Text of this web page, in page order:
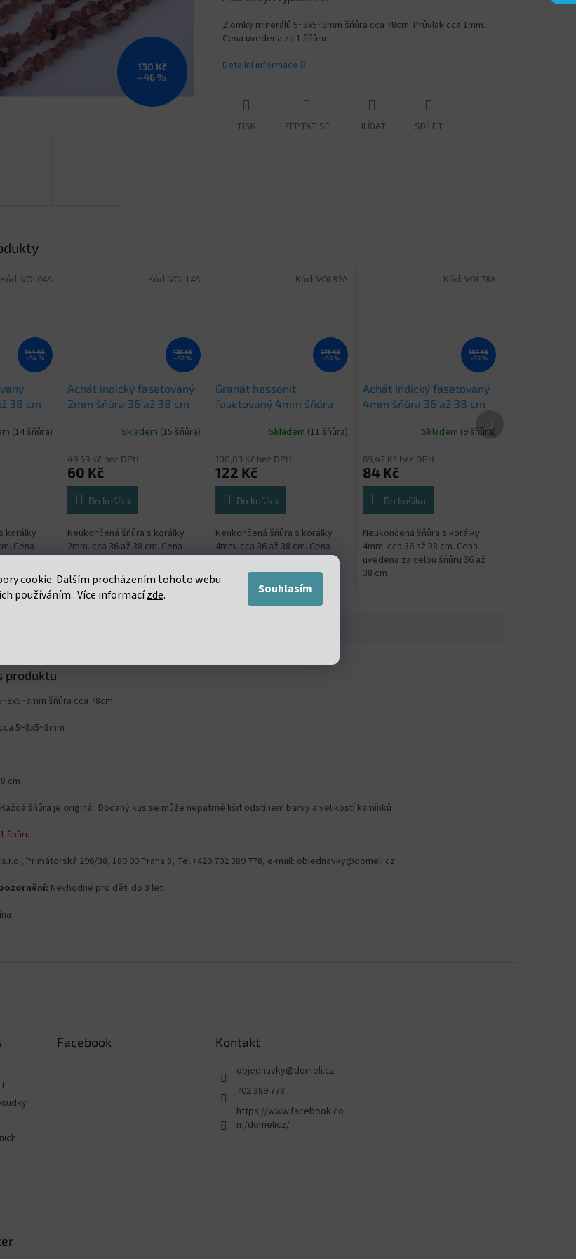
cookie. Dalším procházením tohoto webu
používáním.. Více informacízde. Souhlasím
130 Kč
–46 %
Zlomky minerálů 5~8x5~8mm šňůra cca 78cm. Průvlak cca 1mm.
Cena uvedena za 1 šňůru
Detailní informace
TISK ZEPTAT SE HLÍDAT SDÍLET
144 Kč
–54 %
38 cm
(14 šňůra)
korálky
Cena
36 až
Kód: VOI 04A
125 Kč
–52 %
Achát indický fasetovaný
2mm šňůra 36 až 38 cm
Skladem (15 šňůra)
49,59 Kč bez DPH
60 Kč
Do košíku
Neukončená šňůra s korálky
2mm. cca 36 až 38 cm. Cena
uvedena za celou šňůru 36 až
38 cm
Kód: VOI 14A
275 Kč
–55 %
Granát hessonit
fasetovaný 4mm šňůra
Skladem (11 šňůra)
100,83 Kč bez DPH
122 Kč
Do košíku
Neukončená šňůra s korálky
4mm. cca 36 až 38 cm. Cena
uvedena za celou šňůru 36 až
Kód:VOI 92A
187 Kč
–55 %
Achát indický fasetovaný
4mm šňůra 36 až 38 cm
Skladem (9 šňůra)
69,42 Kč bez DPH
84 Kč
Do košíku
Neukončená šňůra s korálky
4mm. cca 36 až 38 cm. Cena
uvedena za celou šňůru 36 až
38 cm
Kód: VOI 78A
produkt
produktu
šňůra cca 78cm
5~8x5~8mm
cm
šňůra je originál. Dodaný kus se může nepatrně lišit odstínem barvy a velikostí kamínků
šnůru
Primátorská 296/38, 180 00 Praha 8, Tel +420 702 389 778, e-mail: objednavky@domeli.cz
Nevhodné pro děti do 3 let
Facebook Kontakt
objednavky@domeli.cz
702 389 778
https://www.facebook.co
m/domelicz/